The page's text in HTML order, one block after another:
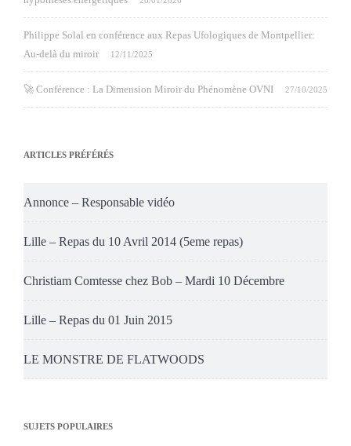
Philippe Solal en conférence aux Repas Ufologiques de Montpellier:
Au-delà du miroir
12/11/2025
🚀 Conférence : La Dimension Miroir du Phénomène OVNI 27/10/2025
ARTICLES PRÉFÉRÉS
Annonce – Responsable vidéo
Lille – Repas du 10 Avril 2014 (5eme repas)
Christiam Comtesse chez Bob – Mardi 10 Décembre
Lille – Repas du 01 Juin 2015
LE MONSTRE DE FLATWOODS
SUJETS POPULAIRES